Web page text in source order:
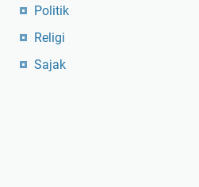
Politik
Religi
Sajak